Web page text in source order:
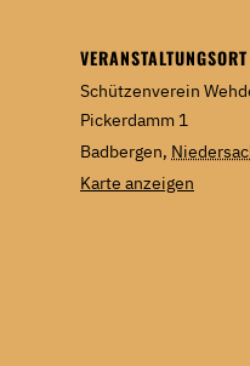
VERANSTALTUNGSORT
Schützenverein
Pickerdamm 1
Badbergen,
Karte anzeigen